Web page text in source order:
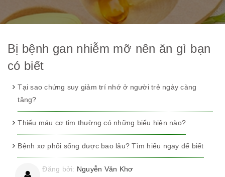
Bị bệnh gan nhiễm mỡ nên ăn gì bạn
có biết
Tại sao chứng suy giảm trí nhớ ở người trẻ ngày càng
tăng?
Thiếu máu cơ tim thường có những biểu hiện nào?
Bệnh xơ phổi sống được bao lâu? Tìm hiểu ngay để biết
Đăng bởi: Nguyễn Văn Khơ